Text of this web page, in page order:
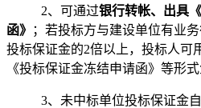
2、可通过银行转帐、出具
函》
；若投标方与建设单位有业
投标保证金的2倍以上，投标人可
《投标保证金冻结申请函》等形式
3、未中标单位投标保证金